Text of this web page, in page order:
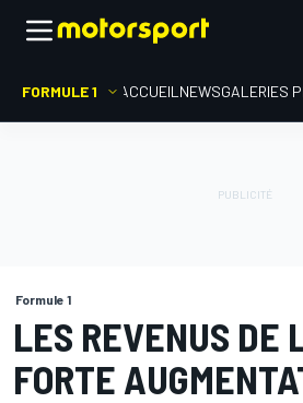
FORMULE 1 ACCUEIL NEWSGALERIES
Formule 1
LES REVENUS DE
FORTE